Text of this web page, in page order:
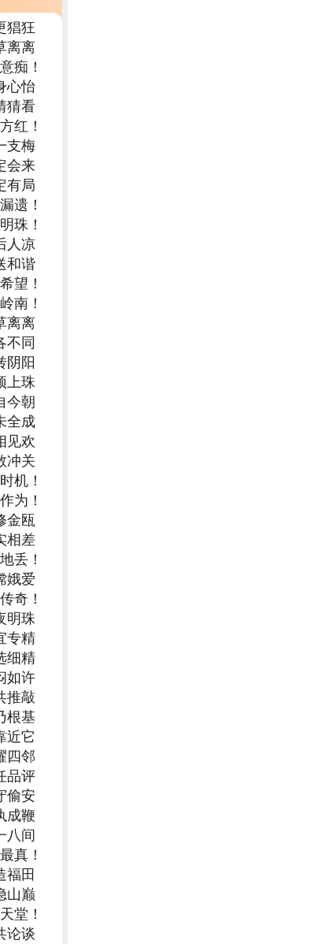
猖狂
离离
痴！
心怡
猜看
红！
支梅
会来
有局
遗！
珠！
人凉
和谐
望！
南！
离离
不同
阴阳
上珠
今朝
全成
见欢
冲关
机！
为！
金瓯
相差
丢！
娥爱
奇！
明珠
专精
细精
如许
推敲
根基
近它
四邻
品评
偷安
成鞭
八间
真！
福田
山巅
堂！
论谈